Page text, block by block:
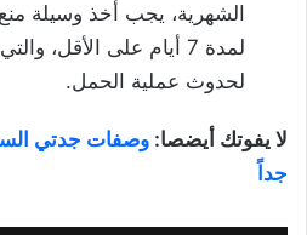
الشهرية، يجب أخذ وسيلة
لمدة 7 أيام على الأقل،
لحدوث عملية الحمل.
لا يفوتك أيضصا: وصفات جدتي
جداً